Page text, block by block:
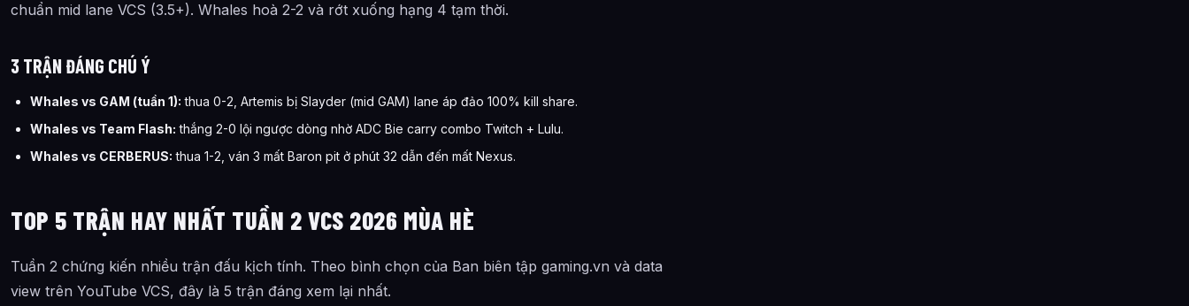
chuẩn mid lane VCS (3.5+). Whales hoà 2-2 và rớt xuống hạng 4 tạm thời.
3 TRẬN ĐÁNG CHÚ Ý
Whales vs GAM (tuần 1): thua 0-2, Artemis bị Slayder (mid GAM) lane áp đảo 100% kill share.
Whales vs Team Flash: thắng 2-0 lội ngược dòng nhờ ADC Bie carry combo Twitch + Lulu.
Whales vs CERBERUS: thua 1-2, ván 3 mất Baron pit ở phút 32 dẫn đến mất Nexus.
TOP 5 TRẬN HAY NHẤT TUẦN 2 VCS 2026 MÙA HÈ
Tuần 2 chứng kiến nhiều trận đấu kịch tính. Theo bình chọn của Ban biên tập gaming.vn và data
view trên YouTube VCS, đây là 5 trận đáng xem lại nhất.